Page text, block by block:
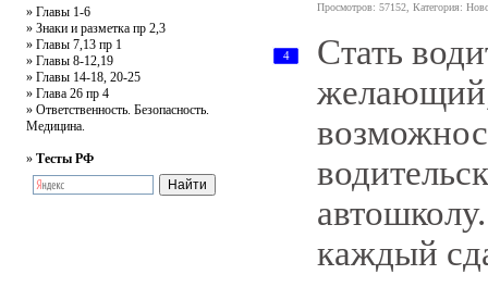
» Главы 1-6
» Знаки и разметка пр 2,3
» Главы 7,13 пр 1
» Главы 8-12,19
» Главы 14-18, 20-25
» Глава 26 пр 4
» Ответственность. Безопасность.
Медицина.
» Тесты РФ
4
Просмотров: 57152, Категория:
Стать
желающий,
каждый